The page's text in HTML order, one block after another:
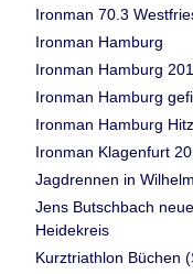
Ironman 70.3
Ironman Hamburg
Ironman Hamburg
Ironman Hamburg
Ironman Hamburg
Ironman Klagenfurt
Jagdrennen in
Jens Butschbach
Heidekreis
Kurztriathlon Büchen